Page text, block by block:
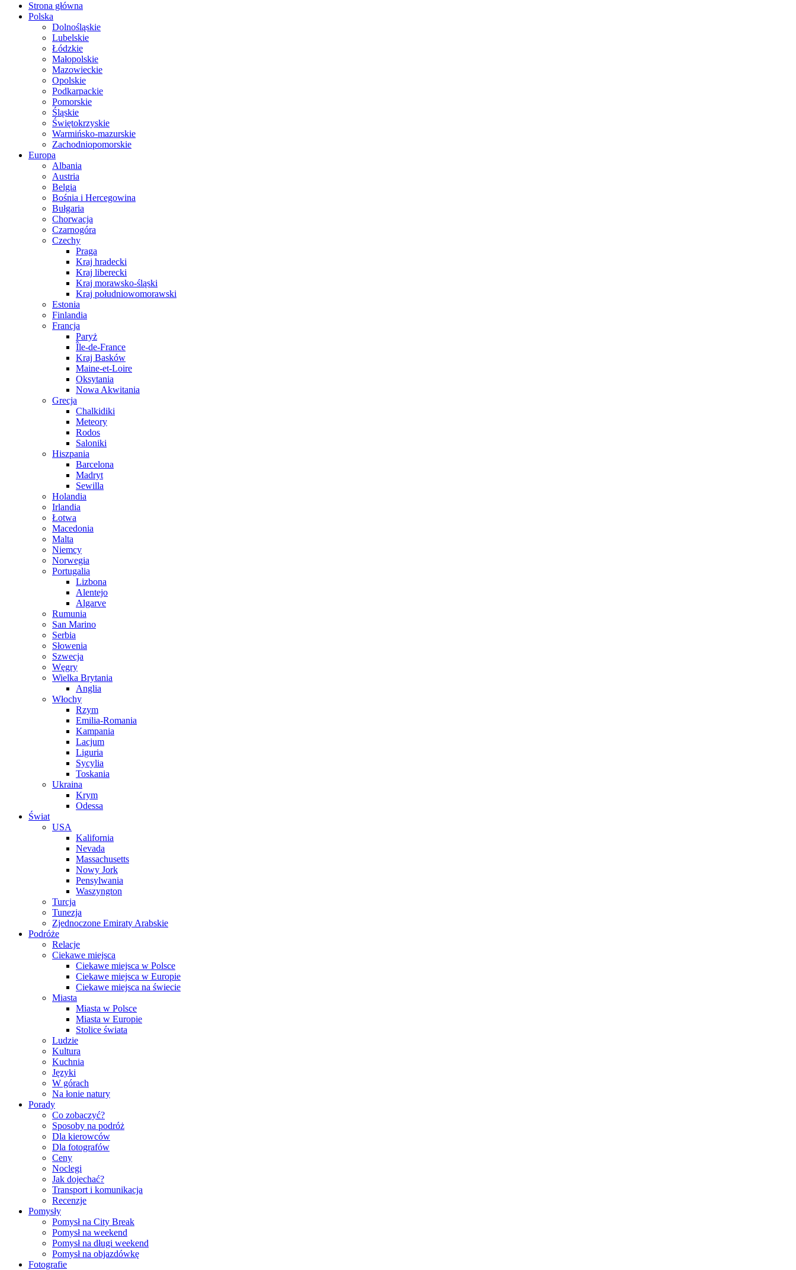
Strona główna
Polska
Dolnośląskie
Lubelskie
Łódzkie
Małopolskie
Mazowieckie
Opolskie
Podkarpackie
Pomorskie
Śląskie
Świętokrzyskie
Warmińsko-mazurskie
Zachodniopomorskie
Europa
Albania
Austria
Belgia
Bośnia i Hercegowina
Bułgaria
Chorwacja
Czarnogóra
Czechy
Praga
Kraj hradecki
Kraj liberecki
Kraj morawsko-śląski
Kraj południowomorawski
Estonia
Finlandia
Francja
Paryż
Île-de-France
Kraj Basków
Maine-et-Loire
Oksytania
Nowa Akwitania
Grecja
Chalkidiki
Meteory
Rodos
Saloniki
Hiszpania
Barcelona
Madryt
Sewilla
Holandia
Irlandia
Łotwa
Macedonia
Malta
Niemcy
Norwegia
Portugalia
Lizbona
Alentejo
Algarve
Rumunia
San Marino
Serbia
Słowenia
Szwecja
Węgry
Wielka Brytania
Anglia
Włochy
Rzym
Emilia-Romania
Kampania
Lacjum
Liguria
Sycylia
Toskania
Ukraina
Krym
Odessa
Świat
USA
Kalifornia
Nevada
Massachusetts
Nowy Jork
Pensylwania
Waszyngton
Turcja
Tunezja
Zjednoczone Emiraty Arabskie
Podróże
Relacje
Ciekawe miejsca
Ciekawe miejsca w Polsce
Ciekawe miejsca w Europie
Ciekawe miejsca na świecie
Miasta
Miasta w Polsce
Miasta w Europie
Stolice świata
Ludzie
Kultura
Kuchnia
Języki
W górach
Na łonie natury
Porady
Co zobaczyć?
Sposoby na podróż
Dla kierowców
Dla fotografów
Ceny
Noclegi
Jak dojechać?
Transport i komunikacja
Recenzje
Pomysły
Pomysł na City Break
Pomysł na weekend
Pomysł na długi weekend
Pomysł na objazdówkę
Fotografie